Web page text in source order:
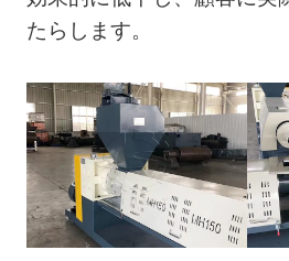
たらします。